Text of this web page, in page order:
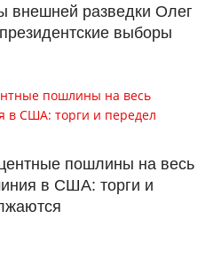
внешней разведки Олег
выборы
пошлины на весь
в США: торги и